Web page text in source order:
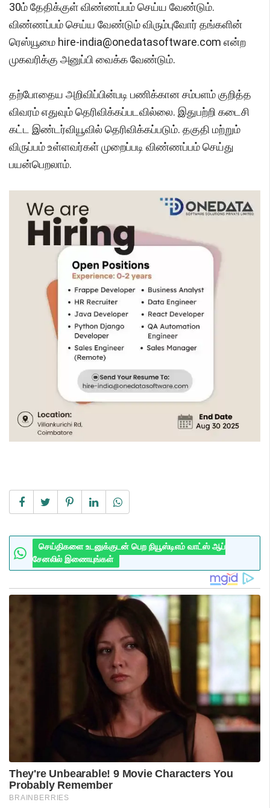
30ம் தேதிக்குள் விண்ணப்பம் செய்ய வேண்டும்.
விண்ணப்பம் செய்ய வேண்டும் விரும்புவோர் தங்களின்
ரெஸ்யூமை hire-india@onedatasoftware.com என்ற
முகவரிக்கு அனுப்பி வைக்க வேண்டும்.
தற்போதைய அறிவிப்பின்படி பணிக்கான சம்பளம் குறித்த
விவரம் எதுவும் தெரிவிக்கப்படவில்லை. இதுபற்றி கடைசி
கட்ட இண்டர்வியூவில் தெரிவிக்கப்படும். தகுதி மற்றும்
விருப்பம் உள்ளவர்கள் முறைப்படி விண்ணப்பம் செய்து
பயன்பெறலாம்.
செய்திகளை உடனுக்குடன் பெற நியூஸ்டிஎம் வாட்ஸ் ஆப்
சேனலில் இணையுங்கள்